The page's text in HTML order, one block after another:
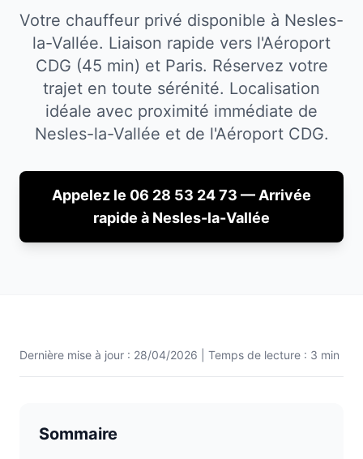
Votre chauffeur privé disponible à Nesles-
la-Vallée. Liaison rapide vers l'Aéroport
CDG (45 min) et Paris. Réservez votre
trajet en toute sérénité. Localisation
idéale avec proximité immédiate de
Nesles-la-Vallée et de l'Aéroport CDG.
Appelez le 06 28 53 24 73 — Arrivée
rapide à Nesles-la-Vallée
Dernière mise à jour : 28/04/2026 | Temps de lecture : 3 min
Sommaire